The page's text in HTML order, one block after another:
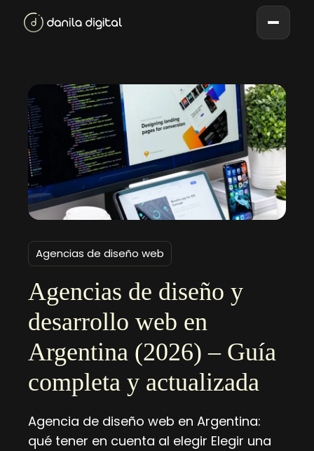
Agencias de diseño web
Agencias de diseño y
desarrollo web en
Argentina (2026) – Guía
completa y actualizada
Agencia de diseño web en Argentina:
qué tener en cuenta al elegir Elegir una